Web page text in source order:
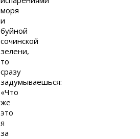
моря
и
буйной
сочинской
зелени,
то
сразу
задумываешься:
«Что
же
это
я
за